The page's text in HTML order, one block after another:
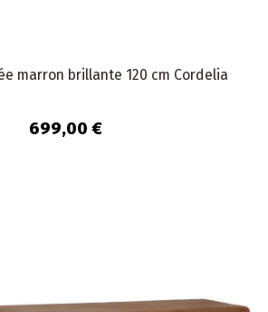
marron brillante 120 cm Cordelia
699,00 €